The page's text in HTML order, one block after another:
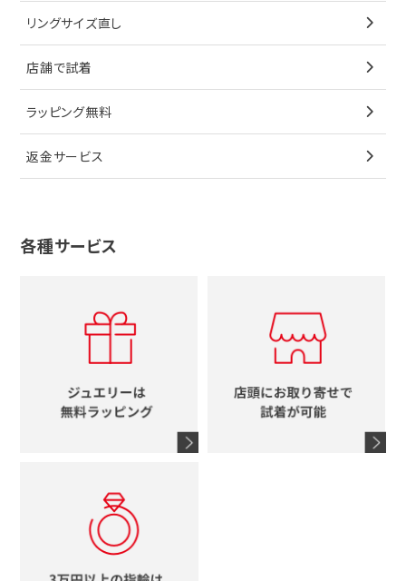
ペンダントトップ
ブローチ
その他
ノーブランドジュエリーをすべて見る
ブレスレット
ペンダントトップ
ブローチ
その他
ティファニー
ブルガリ
グッチ
スタージュエリー
サングラス
シューズ
香水
シャネル
コーチ
ブランドアイテムをすべて見る
シャネル
タグホイヤー
カルティエ
セイコー
メンズ時計
時計をすべて見る
ブルガリ
カルティエ
ウノアエレ
4℃
グッチ
ルイヴィトン
エルメス
シャネル
星
リボン
花
十字架
イニシャル
リングサイズ直し
店舗で試着
ラッピング無料
返金サービス
各種サービス